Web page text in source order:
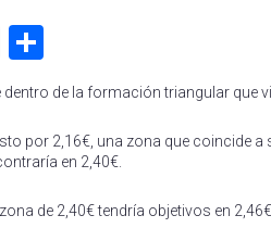
Email
de la formación triangular que
por 2,16€, una zona que coincide
en 2,40€.
de 2,40€ tendría objetivos en